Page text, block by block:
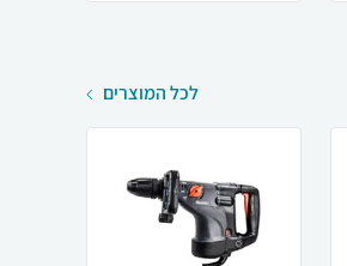
לכל המוצרים